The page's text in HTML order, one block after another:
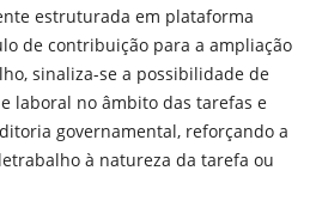
estruturada em plataforma
de contribuição para a ampliação
sinaliza-se a possibilidade de
laboral no âmbito das tarefas e
governamental, reforçando a
à natureza da tarefa ou